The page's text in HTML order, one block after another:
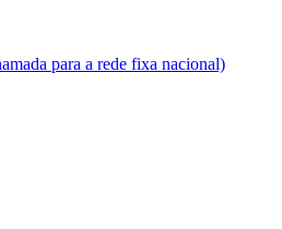
para a rede fixa nacional)